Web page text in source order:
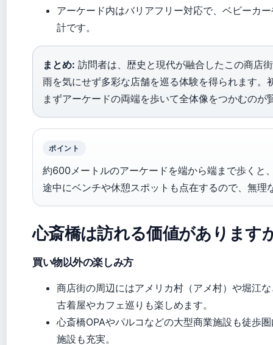
アーケード内はバリアフリー対応で、ベビーカ
計です。
まとめ: 訪問者は、歴史と現代が融合したこの商店
雨を気にせず多彩な店舗を巡る体験を得られます。
まずアーケードの両端を歩いて全体像をつかむのが
ポイント
約600メートルのアーケードを端から端まで歩くと
途中にベンチや休憩スポットも点在するので、無理
心斎橋は訪れる価値があります
買い物以外の楽しみ方
商店街の周辺にはアメリカ村（アメ村）や堀江
古着屋やカフェ巡りも楽しめます。
心斎橋OPAやパルコなどの大型商業施設も徒歩
施設も充実。